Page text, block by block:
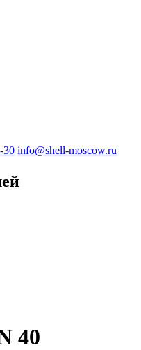
30 info@shell-moscow.ru
40